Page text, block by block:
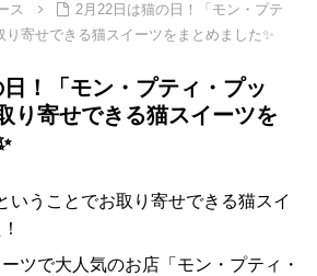
ス
2月22日は猫の日！「モン・プテ
り寄せできる猫スイーツをまとめました✨
！「モン・プティ・プッ
り寄せできる猫スイーツを
いうことでお取り寄せできる猫スイ
ツで大人気のお店「モン・プティ・